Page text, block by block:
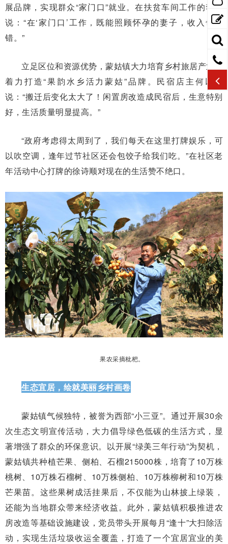
展品牌，实现群众“家门口”就业。在扶贫车间工作的李飞
说：“在‘家门口’工作，既能照顾怀孕的妻子，收入也不
错。”
立足区位和资源优势，蒙姑镇大力培育乡村旅居产业，
着力打造“果韵水乡活力蒙姑”品牌。民宿店主何以兴
说：“搬迁后变化太大了！闲置房改造成民宿后，生意特别
好，生活质量明显提高。”
“政府考虑得太周到了，我们每天在这里打牌娱乐，可
以吹空调，逢年过节社区还会包饺子给我们吃。”在社区老
年活动中心打牌的徐诗顺对现在的生活赞不绝口。
果农采摘枇杷。
生态宜居，绘就美丽乡村画卷
蒙姑镇气候独特，被誉为西部“小三亚”。通过开展30余
次生态文明宣传活动，大力倡导绿色低碳的生活方式，显
著增强了群众的环保意识。以开展“绿美三年行动”为契机，
蒙姑镇共种植芒果、侧柏、石榴215000株，培育了10万株
桃树、10万株石榴树、10万株侧柏、10万株柳树和10万株
芒果苗。这些果树成活挂果后，不仅能为山林披上绿装，
还能为当地群众带来经济收益。此外，蒙姑镇积极推进农
房改造等基础设施建设，党员带头开展每月“逢十”大扫除活
动，实现生活垃圾收运全覆盖，打造了一个宜居宜业的美